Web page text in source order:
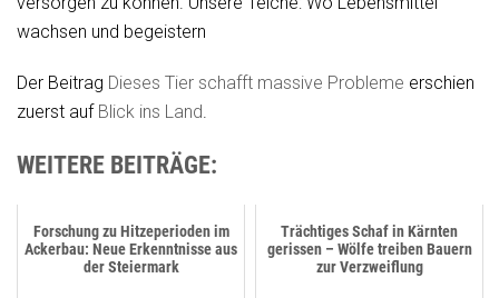
wachsen und begeistern
Der Beitrag Dieses Tier schafft massive Probleme erschien
zuerst auf Blick ins Land.
WEITERE BEITRÄGE:
Forschung zu Hitzeperioden im
Ackerbau: Neue Erkenntnisse aus
der Steiermark
Trächtiges Schaf in Kärnten
gerissen – Wölfe treiben Bauern
zur Verzweiflung